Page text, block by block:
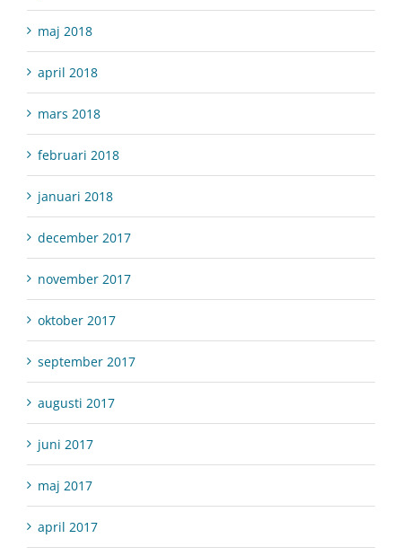
maj 2018
april 2018
mars 2018
februari 2018
januari 2018
december 2017
november 2017
oktober 2017
september 2017
augusti 2017
juni 2017
maj 2017
april 2017